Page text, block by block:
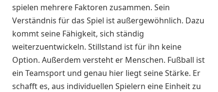
spielen mehrere Faktoren zusammen. Sein
Verständnis für das Spiel ist außergewöhnlich. Dazu
kommt seine Fähigkeit, sich ständig
weiterzuentwickeln. Stillstand ist für ihn keine
Option. Außerdem versteht er Menschen. Fußball ist
ein Teamsport und genau hier liegt seine Stärke. Er
schafft es, aus individuellen Spielern eine Einheit zu